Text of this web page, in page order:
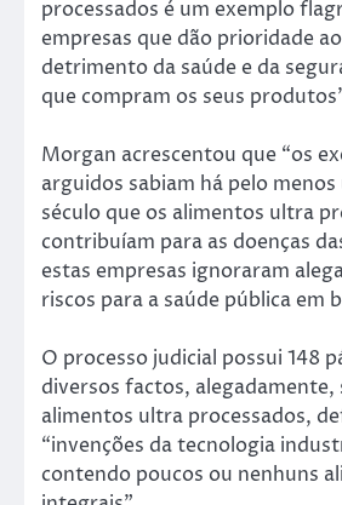
processados é um exemplo
empresas que dão prioridade
detrimento da saúde e da
que compram os seus
Morgan acrescentou que “os
arguidos sabiam há pelo
século que os alimentos ultra
contribuíam para as doenças
estas empresas ignoraram
riscos para a saúde pública em
O processo judicial possui 148
diversos factos, alegadamente,
alimentos ultra processados,
“invenções da tecnologia
contendo poucos ou nenhuns